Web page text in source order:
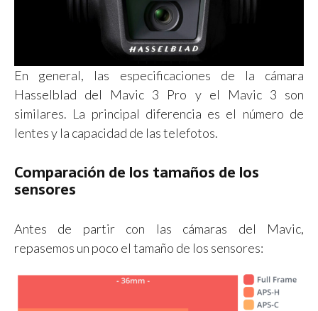
En general, las especificaciones de la cámara
Hasselblad del Mavic 3 Pro y el Mavic 3 son
similares. La principal diferencia es el número de
lentes y la capacidad de las telefotos.
Comparación de los tamaños de los
sensores
Antes de partir con las cámaras del Mavic,
repasemos un poco el tamaño de los sensores: